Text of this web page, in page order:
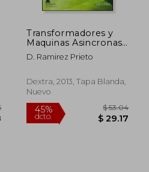
Transformadores y
Maquinas Asincronas.
Problemas Resueltos
D. Ramirez Prieto
Dextra, 2013, Tapa Blanda,
Nuevo